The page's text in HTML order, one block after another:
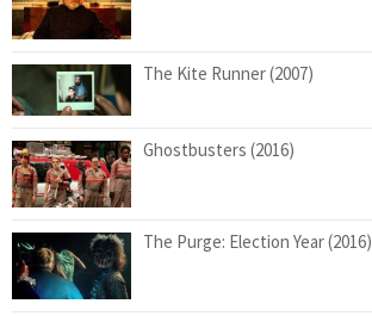
The Kite Runner (2007)
Ghostbusters (2016)
The Purge: Election Year (2016)